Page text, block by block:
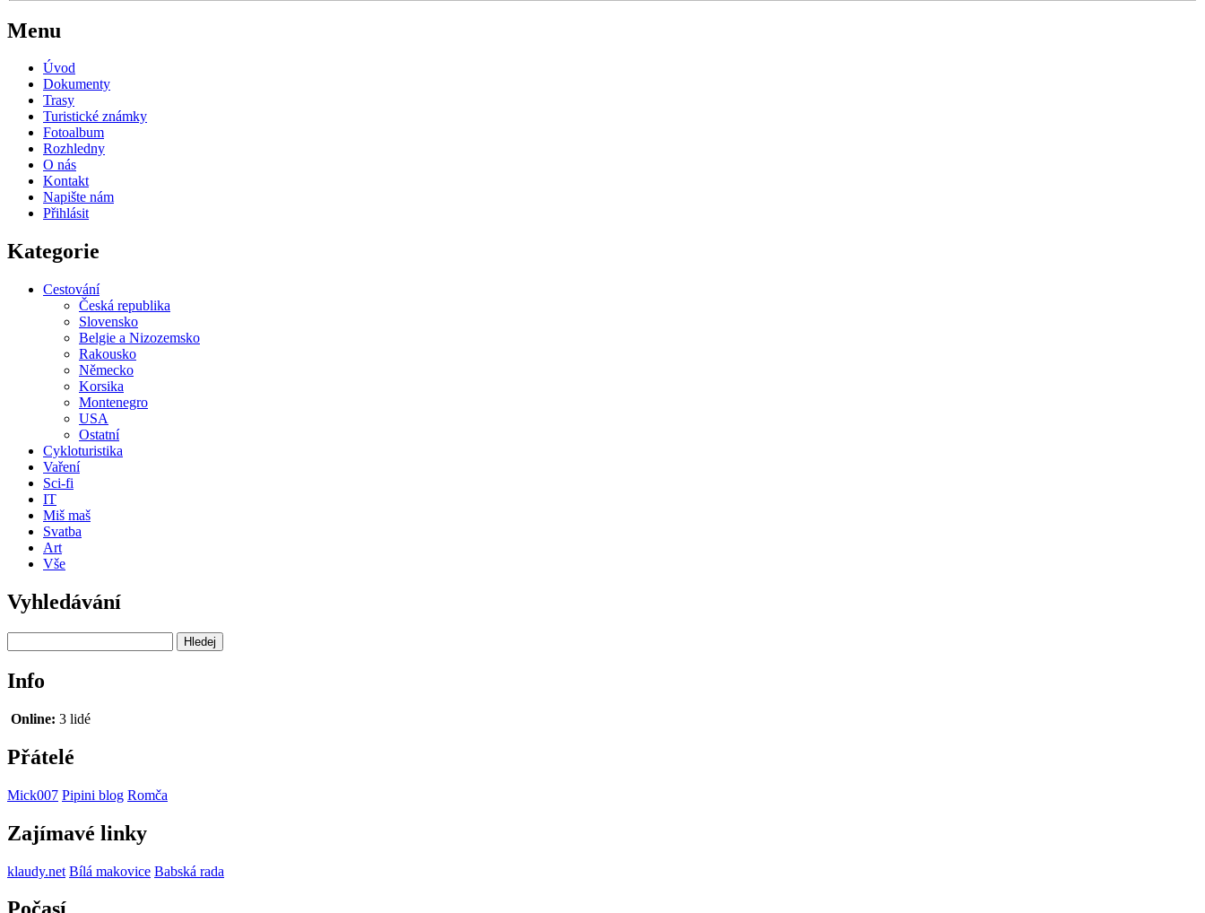
Menu
Úvod
Dokumenty
Trasy
Turistické známky
Fotoalbum
Rozhledny
O nás
Kontakt
Napište nám
Přihlásit
Kategorie
Cestování
Česká republika
Slovensko
Belgie a Nizozemsko
Rakousko
Německo
Korsika
Montenegro
USA
Ostatní
Cykloturistika
Vaření
Sci-fi
IT
Miš maš
Svatba
Art
Vše
Vyhledávání
Info
Online: 3 lidé
Přátelé
Mick007 Pipini blog Romča
Zajímavé linky
klaudy.net Bílá makovice Babská rada